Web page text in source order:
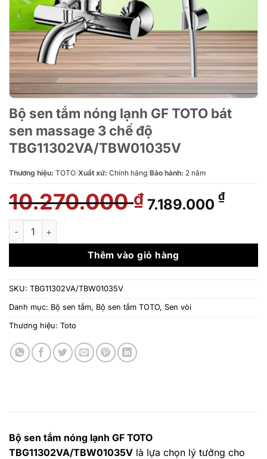
Bộ sen tắm nóng lạnh GF TOTO bát
sen massage 3 chế độ
TBG11302VA/TBW01035V
Thương hiệu: TOTO Xuất xứ: Chính hãng Bảo hành: 2 năm
10.270.000₫ Giá
gốc
10.270.000 ₫.
7.189.000 ₫Giá
là:
Bộ sen tắm nóng lạnh GF TOTO bát sen massage 3 chế độ
Thêm vào giỏ hàng
SKU: TBG11302VA/TBW01035V
Danh mục: Bộ sen tắm, Bộ sen tắm TOTO, Sen vòi
Thương hiệu: Toto
Bộ sen tắm nóng lạnh GF TOTO
TBG11302VA/TBW01035V là lựa chọn lý tưởng cho